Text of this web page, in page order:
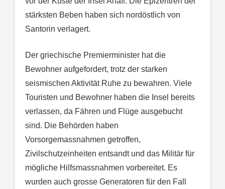
stärksten Beben haben sich nordöstlich von
Santorin verlagert.
Der griechische Premierminister hat die
Bewohner aufgefordert, trotz der starken
seismischen Aktivität Ruhe zu bewahren. Viele
Touristen und Bewohner haben die Insel bereits
verlassen, da Fähren und Flüge ausgebucht
sind. Die Behörden haben
Vorsorgemassnahmen getroffen,
Zivilschutzeinheiten entsandt und das Militär für
mögliche Hilfsmassnahmen vorbereitet. Es
wurden auch grosse Generatoren für den Fall